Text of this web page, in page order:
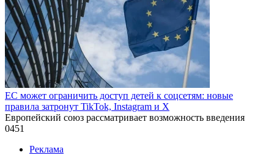
ЕС может ограничить доступ детей к соцсетям: новые
правила затронут TikTok, Instagram и X
Европейский союз рассматривает возможность введения
0451
Реклама